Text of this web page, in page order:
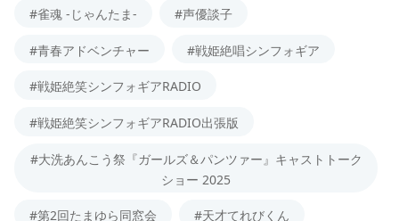
#雀魂 -じゃんたま- #声優談子
#青春アドベンチャー #戦姫絶唱シンフォギア
#戦姫絶笑シンフォギアRADIO
#戦姫絶笑シンフォギアRADIO出張版
#大洗あんこう祭『ガールズ＆パンツァー』キャストトーク
ショー 2025
#第2回たまゆら同窓会 #天才てれびくん